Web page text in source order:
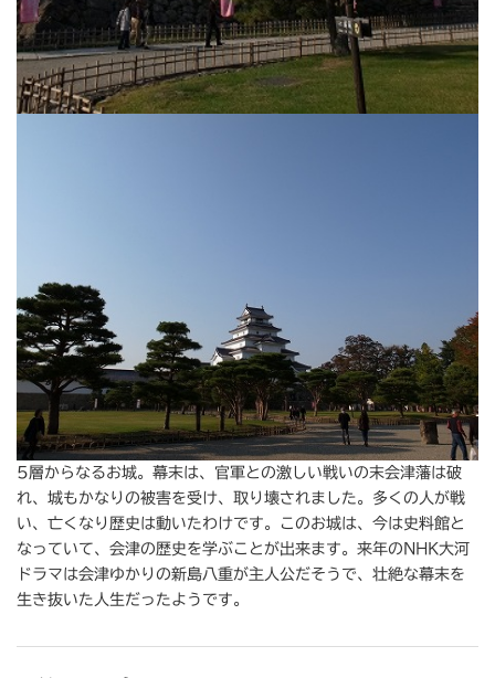
5層からなるお城。幕末は、官軍との激しい戦いの末会津藩は破
れ、城もかなりの被害を受け、取り壊されました。多くの人が戦
い、亡くなり歴史は動いたわけです。このお城は、今は史料館と
なっていて、会津の歴史を学ぶことが出来ます。来年のNHK大河
ドラマは会津ゆかりの新島八重が主人公だそうで、壮絶な幕末を
生き抜いた人生だったようです。